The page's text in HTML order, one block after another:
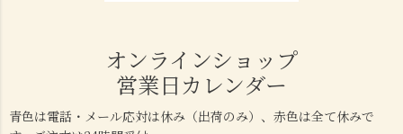
オンラインショップ
営業日カレンダー
青色は電話・メール応対は休み（出荷のみ）、赤色は全て休みで